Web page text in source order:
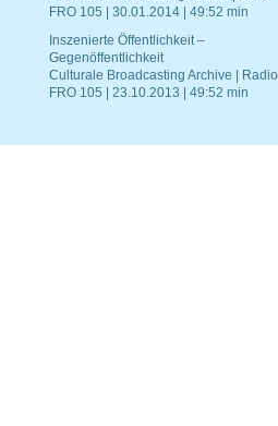
FRO 105 | 30.01.2014 | 49:52 min
Inszenierte Öffentlichkeit –
Gegenöffentlichkeit
Culturale Broadcasting Archive | Radio
FRO 105 | 23.10.2013 | 49:52 min